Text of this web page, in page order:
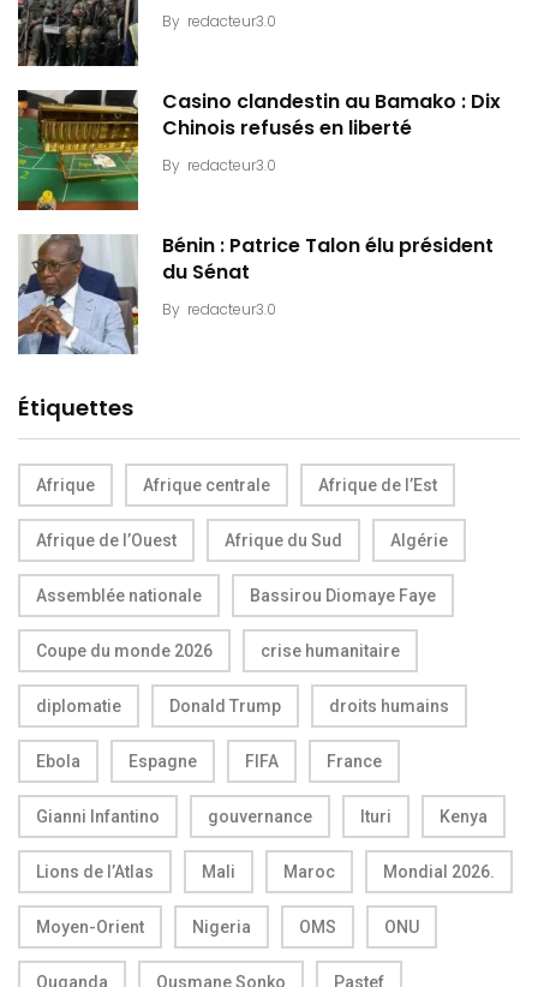
By redacteur3.0
Casino clandestin au Bamako : Dix
Chinois refusés en liberté
By redacteur3.0
Bénin : Patrice Talon élu président
du Sénat
By redacteur3.0
Étiquettes
Afrique Afrique centrale Afrique de l’Est
Afrique de l’Ouest Afrique du Sud Algérie
Assemblée nationale Bassirou Diomaye Faye
Coupe du monde 2026 crise humanitaire
diplomatie Donald Trump droits humains
Ebola Espagne FIFA France
Gianni Infantino gouvernance Ituri Kenya
Lions de l’Atlas Mali Maroc Mondial 2026.
Moyen-Orient Nigeria OMS ONU
Ouganda Ousmane Sonko Pastef